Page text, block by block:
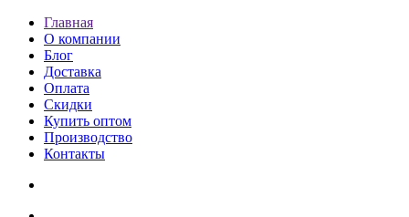
Главная
О компании
Блог
Доставка
Оплата
Скидки
Купить оптом
Производство
Контакты